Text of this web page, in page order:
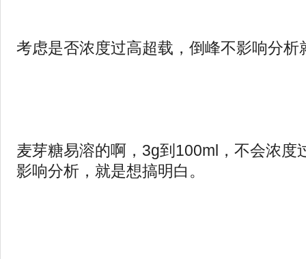
考虑是否浓度过高超载，倒峰不影响分析
麦芽糖易溶的啊，3g到100ml，不会浓度
影响分析，就是想搞明白。